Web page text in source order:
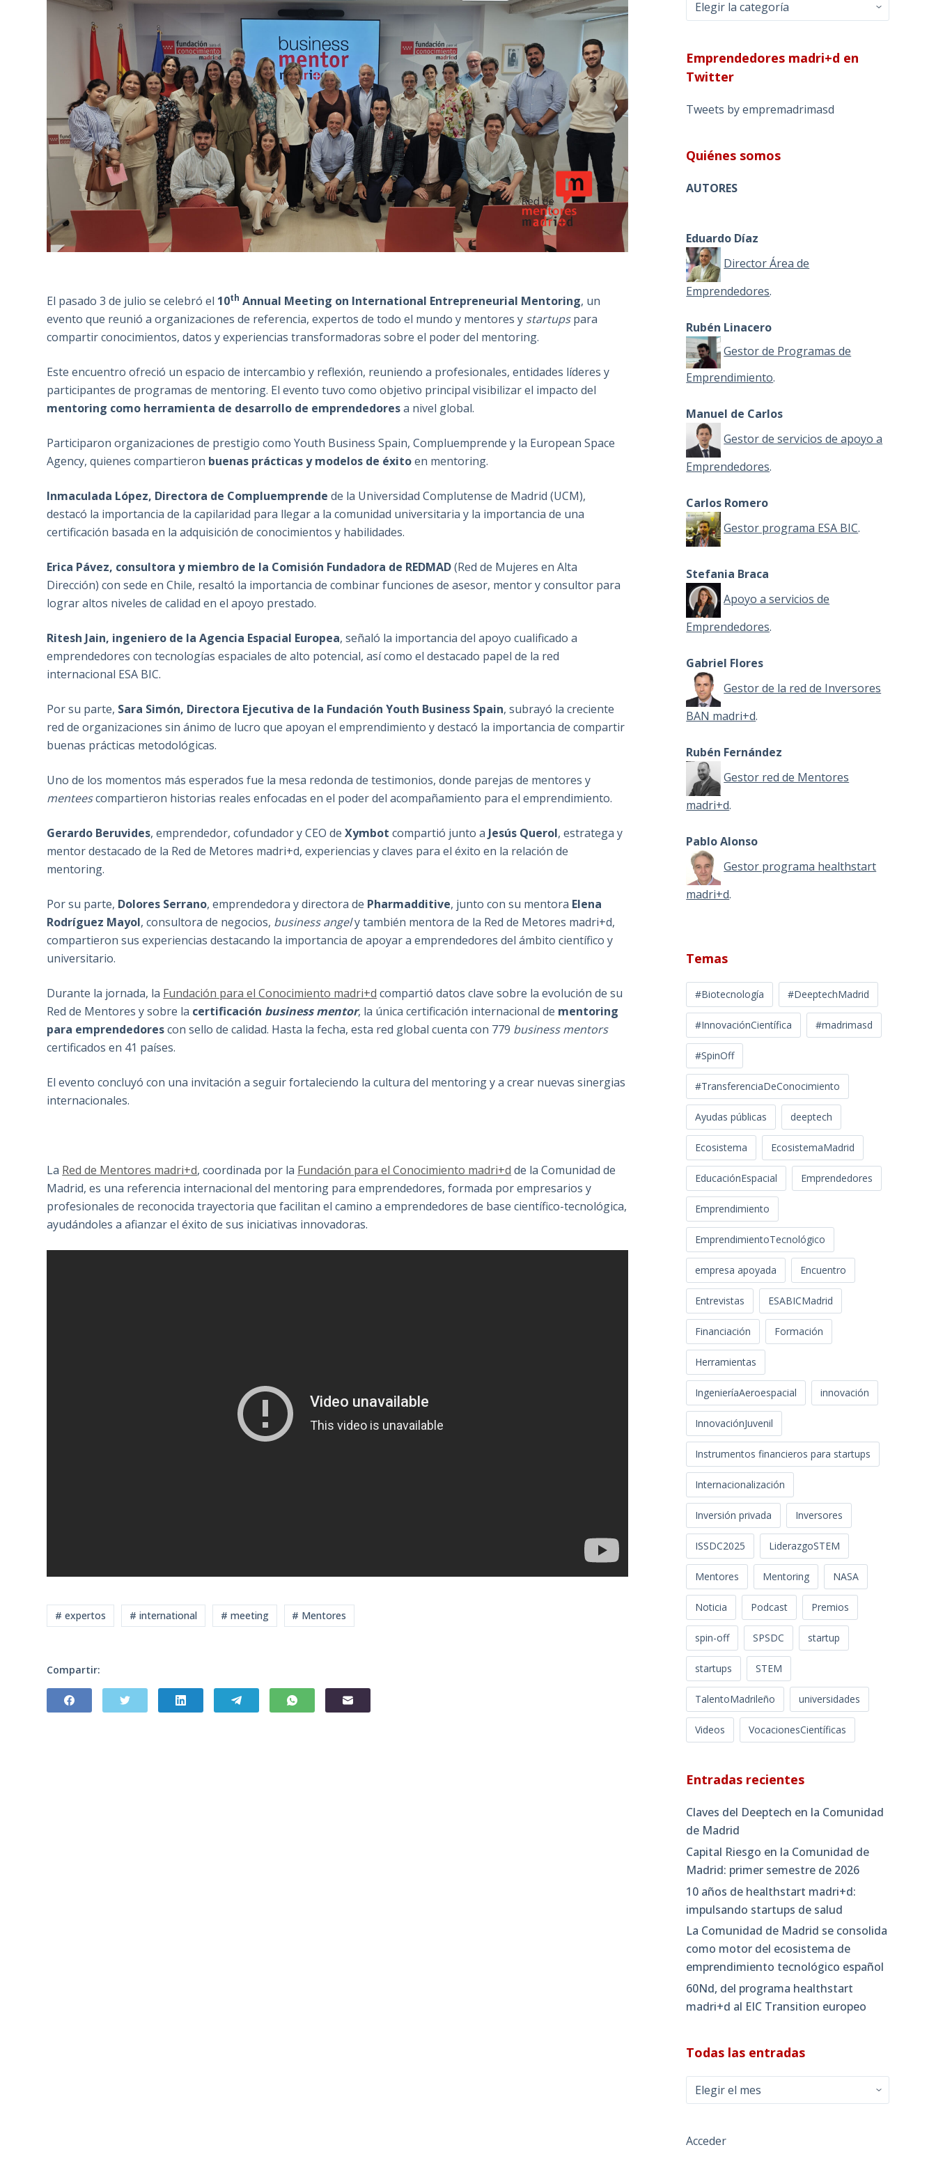
El pasado 3 de julio se celebró el 10th Annual Meeting on International Entrepreneurial Mentoring, un
evento que reunió a organizaciones de referencia, expertos de todo el mundo y mentores y startupspara
compartir conocimientos, datos y experiencias transformadoras sobre el poder del mentoring.
Este encuentro ofreció un espacio de intercambio y reflexión, reuniendo a profesionales, entidades líderes y
participantes de programas de mentoring. El evento tuvo como objetivo principal visibilizar el impacto del
mentoring como herramienta de desarrollo de emprendedoresa nivel global.
Participaron organizaciones de prestigio como Youth Business Spain, Compluemprende y la European Space
Agency, quienes compartieron buenas prácticas y modelos de éxitoen mentoring.
Inmaculada López, Directora de Compluemprende de la Universidad Complutense de Madrid (UCM),
destacó la importancia de la capilaridad para llegar a la comunidad universitaria y la importancia de una
certificación basada en la adquisición de conocimientos y habilidades.
Erica Pávez, consultora y miembro de la Comisión Fundadora de REDMAD(Red de Mujeres en Alta
Dirección) con sede en Chile, resaltó la importancia de combinar funciones de asesor, mentor y consultor para
lograr altos niveles de calidad en el apoyo prestado.
Ritesh Jain, ingeniero de la Agencia Espacial Europea, señaló la importancia del apoyo cualificado a
emprendedores con tecnologías espaciales de alto potencial, así como el destacado papel de la red
internacional ESA BIC.
Por su parte, Sara Simón, Directora Ejecutiva de la Fundación Youth Business Spain, subrayó la creciente
red de organizaciones sin ánimo de lucro que apoyan el emprendimiento y destacó la importancia de compartir
buenas prácticas metodológicas.
Uno de los momentos más esperados fue la mesa redonda de testimonios, donde parejas de mentores y
menteescompartieron historias reales enfocadas en el poder del acompañamiento para el emprendimiento.
Gerardo Beruvides, emprendedor, cofundador y CEO deXymbot compartió junto a Jesús Querol, estratega y
mentor destacado de la Red de Metores madri+d, experiencias y claves para el éxito en la relación de
mentoring.
Por su parte, Dolores Serrano, emprendedora y directora de Pharmadditive, junto con su mentora Elena
Rodríguez Mayol, consultora de negocios, business angely también mentora de la Red de Metores madri+d,
compartieron sus experiencias destacando la importancia de apoyar a emprendedores del ámbito científico y
universitario.
Durante la jornada, la Fundación para el Conocimiento madri+d compartió datos clave sobre la evolución de su
Red de Mentores y sobre la certificación business mentor, la única certificación internacional de mentoring
para emprendedorescon sello de calidad. Hasta la fecha, esta red global cuenta con 779 business mentors
certificados en 41 países.
El evento concluyó con una invitación a seguir fortaleciendo la cultura del mentoring y a crear nuevas sinergias
internacionales.
La Red de Mentores madri+d, coordinada por la Fundación para el Conocimiento madri+d de la Comunidad de
Madrid, es una referencia internacional del mentoring para emprendedores, formada por empresarios y
profesionales de reconocida trayectoria que facilitan el camino a emprendedores de base científico-tecnológica,
ayudándoles a afianzar el éxito de sus iniciativas innovadoras.
# expertos # international # meeting # Mentores
Compartir:
Emprendedores madri+d en
Twitter
Tweets by empremadrimasd
Quiénes somos
AUTORES
Eduardo Díaz
Director Área de
Emprendedores.
Rubén Linacero
Gestor de Programas de
Emprendimiento.
Manuel de Carlos
Gestor de servicios de apoyo a
Emprendedores.
Carlos Romero
Gestor programa ESA BIC.
Stefania Braca
Apoyo a servicios de
Emprendedores.
Gabriel Flores
Gestor de la red de Inversores
BAN madri+d.
Rubén Fernández
Gestor red de Mentores
madri+d.
Pablo Alonso
Gestor programa healthstart
madri+d.
Temas
#Biotecnología #DeeptechMadrid
#InnovaciónCientífica #madrimasd
#SpinOff
#TransferenciaDeConocimiento
Ayudas públicas deeptech
Ecosistema EcosistemaMadrid
EducaciónEspacial Emprendedores
Emprendimiento
EmprendimientoTecnológico
empresa apoyada Encuentro
Entrevistas ESABICMadrid
Financiación Formación
Herramientas
IngenieríaAeroespacial innovación
InnovaciónJuvenil
Instrumentos financieros para startups
Internacionalización
Inversión privada Inversores
ISSDC2025 LiderazgoSTEM
Mentores Mentoring NASA
Noticia Podcast Premios
spin-off SPSDC startup
startups STEM
TalentoMadrileño universidades
Videos VocacionesCientíficas
Entradas recientes
Claves del Deeptech en la Comunidad
de Madrid
Capital Riesgo en la Comunidad de
Madrid: primer semestre de 2026
10 años de healthstart madri+d:
impulsando startups de salud
La Comunidad de Madrid se consolida
como motor del ecosistema de
emprendimiento tecnológico español
60Nd, del programa healthstart
madri+d al EIC Transition europeo
Todas las entradas
Todas
las
Acceder